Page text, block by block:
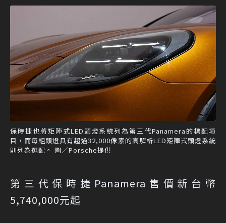
保時捷也將矩陣式LED頭燈系統列為第三代Panamera的標配項
目，而每組頭燈具有超過32,000像素的高解析LED矩陣式頭燈系統
則列為選配。 圖／Porsche提供
第三代保時捷Panamera售價新台幣
5,740,000元起